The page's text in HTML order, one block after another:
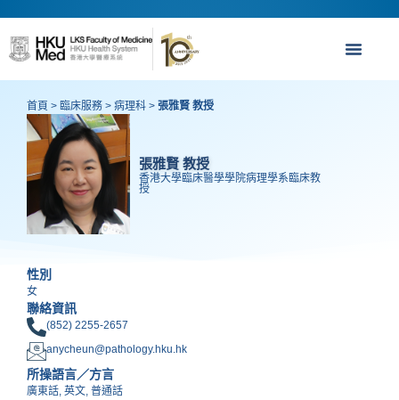
首頁 > 臨床服務 > 病理科 > 張雅賢 教授
張雅賢 教授
香港大學臨床醫學學院病理學系臨床教
授
所操語言／方言
廣東話, 英文, 普通話
聯絡資訊
(852) 2255-2657
anycheun@pathology.hku.hk
性別
女